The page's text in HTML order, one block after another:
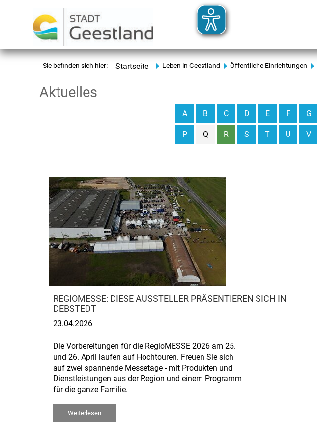
Sie befinden sich hier: Startseite Leben in Geestland Öffentliche Einrichtungen
Aktuelles
A B C D E F G
P Q R S T U V
REGIOMESSE: DIESE AUSSTELLER PRÄSENTIEREN SICH IN
DEBSTEDT
23.04.2026
Die Vorbereitungen für die RegioMESSE 2026 am 25.
und 26. April laufen auf Hochtouren. Freuen Sie sich
auf zwei spannende Messetage - mit Produkten und
Dienstleistungen aus der Region und einem Programm
für die ganze Familie.
Weiterlesen